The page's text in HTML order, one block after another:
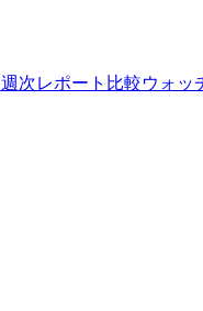
週次レポート 比較ウォッ